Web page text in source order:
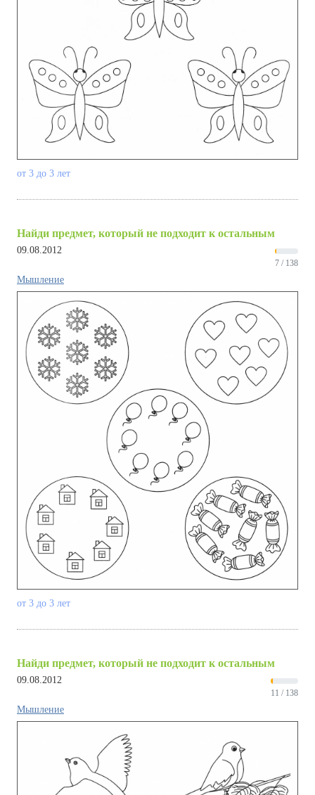
от 3 до 3 лет
Найди предмет, который не подходит к остальным
09.08.2012
7 / 138
Мышление
от 3 до 3 лет
Найди предмет, который не подходит к остальным
09.08.2012
11 / 138
Мышление